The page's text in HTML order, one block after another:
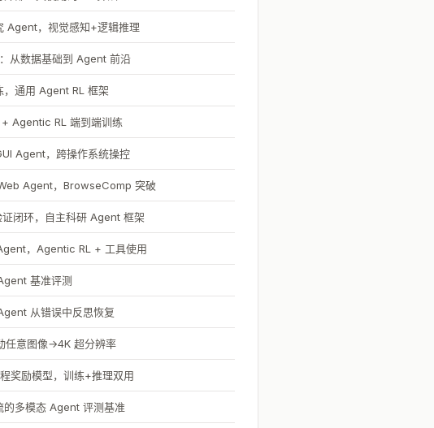
Agent，视觉感知+逻辑推理
从数据基础到 Agent 前沿
，通用 Agent RL 框架
Agentic RL 端到端训练
Agent，跨操作系统操控
Agent，BrowseComp 突破
闭环，自主科研 Agent 框架
，Agentic RL + 工具使用
基准评测
从错误中反思恢复
任意图像→4K 超分辨率
奖励模型，训练+推理双用
的多模态 Agent 评测基准